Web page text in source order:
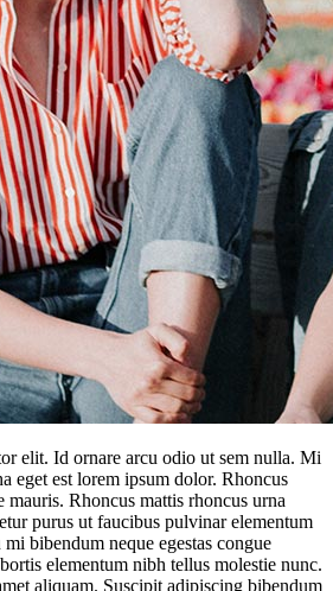
elit. Id ornare arcu odio ut sem nulla. Mi
eget est lorem ipsum dolor. Rhoncus
mauris. Rhoncus mattis rhoncus urna
purus ut faucibus pulvinar elementum
bibendum neque egestas congue
elementum nibh tellus molestie nunc.
aliquam. Suscipit adipiscing bibendum